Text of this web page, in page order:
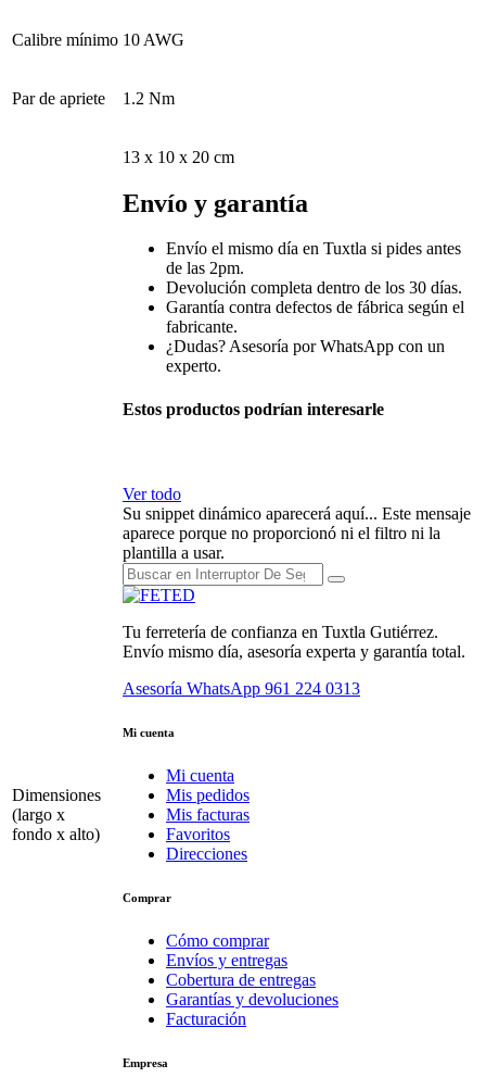
Calibre mínimo 10 AWG
Par de apriete 1.2 Nm
Dimensiones
(largo x
fondo x alto)
13 x 10 x 20 cm
Envío y garantía
Envío el mismo día en Tuxtla si pides antes
de las 2pm.
Devolución completa dentro de los 30 días.
Garantía contra defectos de fábrica según el
fabricante.
¿Dudas? Asesoría por WhatsApp con un
experto.
Estos productos podrían interesarle
Ver todo
Su snippet dinámico aparecerá aquí... Este mensaje
aparece porque no proporcionó ni el filtro ni la
plantilla a usar.
Tu ferretería de confianza en Tuxtla Gutiérrez.
Envío mismo día, asesoría experta y garantía total.
Asesoría WhatsApp 961 224 0313
Mi cuenta
Mi cuenta
Mis pedidos
Mis facturas
Favoritos
Direcciones
Comprar
Cómo comprar
Envíos y entregas
Cobertura de entregas
Garantías y devoluciones
Facturación
Empresa